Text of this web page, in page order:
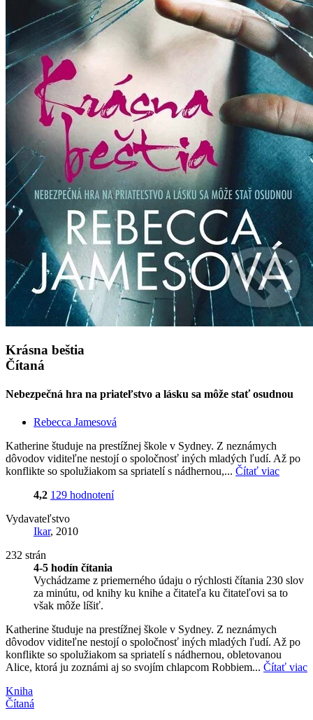
Krásna beštia
Čítaná
Nebezpečná hra na priateľstvo a lásku sa môže stať osudnou
Rebecca Jamesová
Katherine študuje na prestížnej škole v Sydney. Z neznámych
dôvodov viditeľne nestojí o spoločnosť iných mladých ľudí. Až po
konflikte so spolužiakom sa spriatelí s nádhernou,... Čítať viac
4,2 129 hodnotení
Vydavateľstvo
Ikar, 2010
232 strán
4-5 hodín čítania
Vychádzame z priemerného údaju o rýchlosti čítania 230 slov
za minútu, od knihy ku knihe a čitateľa ku čitateľovi sa to
však môže líšiť.
Katherine študuje na prestížnej škole v Sydney. Z neznámych
dôvodov viditeľne nestojí o spoločnosť iných mladých ľudí. Až po
konflikte so spolužiakom sa spriatelí s nádhernou, obletovanou
Alice, ktorá ju zoznámi aj so svojím chlapcom Robbiem... Čítať viac
Kniha
Čítaná